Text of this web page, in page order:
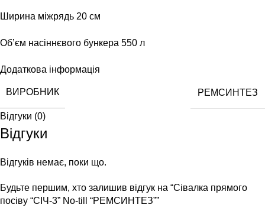
Ширина міжрядь 20 см
Об’єм насіннєвого бункера 550 л
Додаткова інформація
ВИРОБНИК РЕМСИНТЕЗ
Відгуки (0)
Відгуки
Відгуків немає, поки що.
Будьте першим, хто залишив відгук на “Сівалка прямого
посіву “СІЧ-3” No-till “РЕМСИНТЕЗ””